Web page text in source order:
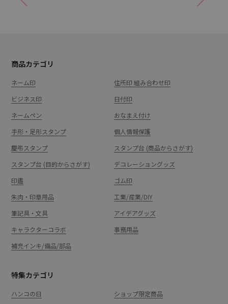
商品カテゴリ
ネーム印
住所印 組み合わせ印
ビジネス印
日付印
ネームペン
おなまえ付け
手形・足形スタンプ
個人情報保護
慶弔スタンプ
スタンプ台 (商品からさがす)
スタンプ台 (目的からさがす)
デコレーショングッズ
印鑑
ゴム印
朱肉・印章用品
工業/産業/DIY
筆記具・文具
アイデアグッズ
キャラクターコラボ
事務用品
補充インキ/備品/部品
特集カテゴリ
ハンコの日 ショップ限定商品